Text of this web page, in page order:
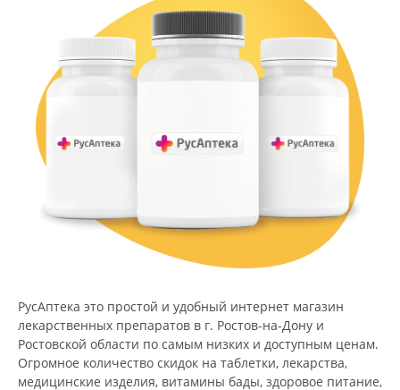
РусАптека это простой и удобный интернет магазин
лекарственных препаратов в г. Ростов-на-Дону и
Ростовской области по самым низких и доступным ценам.
Огромное количество скидок на таблетки, лекарства,
медицинские изделия, витамины бады, здоровое питание,